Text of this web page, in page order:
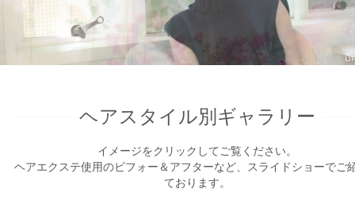
ヘアスタイル別ギャラリー
イメージをクリックしてご覧ください。
ヘアエクステ使用のビフォー＆アフターなど、スライドショーでご
ております。